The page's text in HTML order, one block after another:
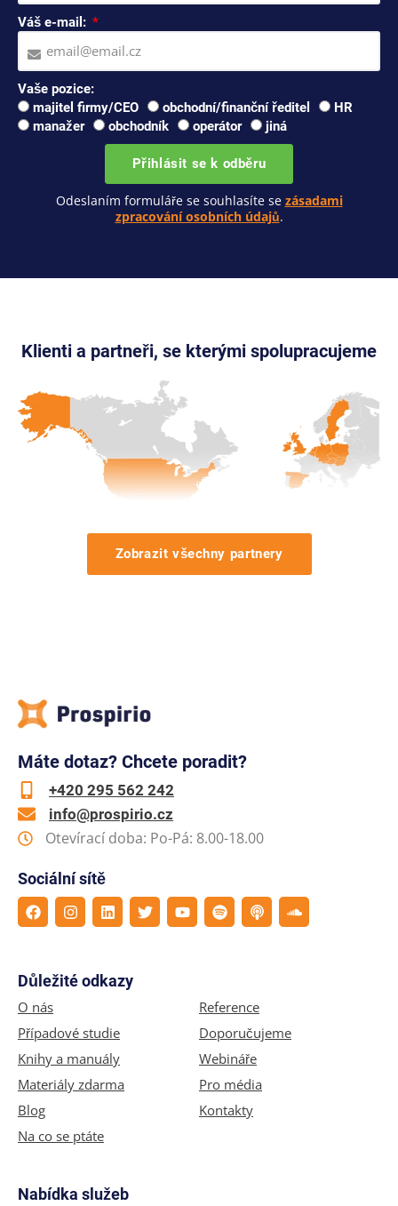
Váš e-mail:
Vaše pozice:
majitel firmy/CEO
obchodní/finanční ředitel
HR
manažer
obchodník operátor jiná
Přihlásit se k odběru
Odeslaním formuláře se souhlasíte se zásadami
zpracování osobních údajů.
Klienti a partneři, se kterými spolupracujeme
Zobrazit všechny partnery
Máte dotaz? Chcete poradit?
+420 295 562 242
info@prospirio.cz
Otevírací doba: Po-Pá: 8.00-18.00
Sociální sítě
Důležité odkazy
O nás
Případové studie
Knihy a manuály
Materiály zdarma
Blog
Na co se ptáte
Reference
Doporučujeme
Webináře
Pro média
Kontakty
Nabídka služeb